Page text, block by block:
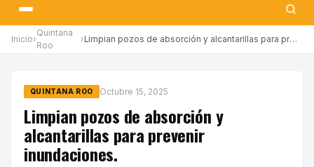
Inicio›
Quintana
Roo
› Limpian pozos de absorción y alcantarillas para prevenir inundac…
QUINTANA ROO Octubre 15, 2025
Limpian pozos de absorción y
alcantarillas para prevenir
inundaciones.